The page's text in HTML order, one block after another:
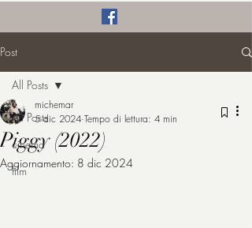
michemar
Post
All Posts
cinema
film
All Posts
Piggy (2022)
michemar
5 dic 2024 Tempo di lettura: 4 min
Aggiornamento: 8 dic 2024